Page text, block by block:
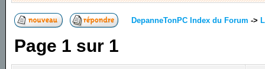
DepanneTonPC Index du Forum ->
Page 1 sur 1